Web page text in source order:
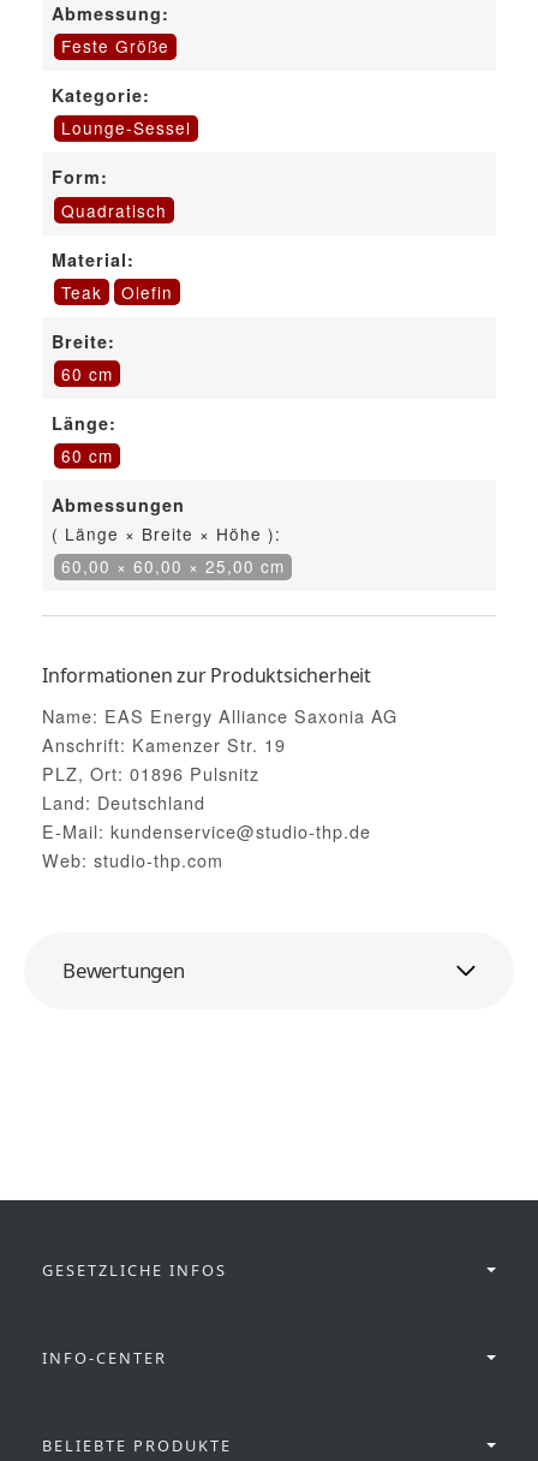
Abmessung:
Feste Größe
Kategorie:
Lounge-Sessel
Form:
Quadratisch
Material:
Teak
Olefin
Breite:
60 cm
Länge:
60 cm
Abmessungen
( Länge × Breite × Höhe ):
60,00 × 60,00 × 25,00 cm
Informationen zur Produktsicherheit
Name: EAS Energy Alliance Saxonia AG
Anschrift: Kamenzer Str. 19
PLZ, Ort: 01896 Pulsnitz
Land: Deutschland
E-Mail: kundenservice@studio-thp.de
Web: studio-thp.com
Bewertungen
GESETZLICHE INFOS
INFO-CENTER
BELIEBTE PRODUKTE